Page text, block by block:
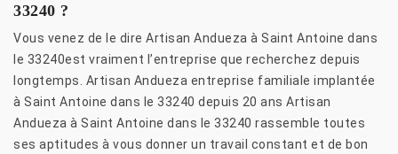
33240 ?
Vous venez de le dire Artisan Andueza à Saint Antoine dans
le 33240est vraiment l’entreprise que recherchez depuis
longtemps. Artisan Andueza entreprise familiale implantée
à Saint Antoine dans le 33240 depuis 20 ans Artisan
Andueza à Saint Antoine dans le 33240 rassemble toutes
ses aptitudes à vous donner un travail constant et de bon